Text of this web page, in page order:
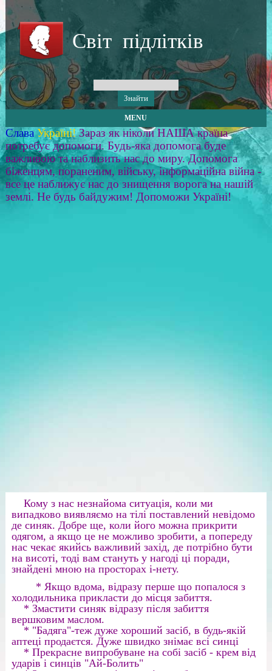
Світ підлітків
MENU
Слава Україні! Зараз як ніколи НАША країна
потребує допомоги. Будь-яка допомога буде
важливою та наблизить нас до миру. Допомога
біженцям, пораненим, війську, інформаційна війна -
все це наближує нас до знищення ворога на нашій
землі. Не будь байдужим! Допоможи Україні!
Кому з нас незнайома ситуація, коли ми
випадково виявляємо на тілі поставлений невідомо
де синяк. Добре ще, коли його можна прикрити
одягом, а якщо це не можливо зробити, а попереду
нас чекає якийсь важливий захід, де потрібно бути
на висоті, тоді вам стануть у нагоді ці поради,
знайдені мною на просторах і-нету.
* Якщо вдома, відразу перше що попалося з
холодильника прикласти до місця забиття.
* Змастити синяк відразу після забиття
вершковим маслом.
* "Бадяга"-теж дуже хороший засіб, в будь-якій
аптеці продаєтся. Дуже швидко знімає всі синці
* Прекрасне випробуване на собі засіб - крем від
ударів і синців "Ай-Болить"